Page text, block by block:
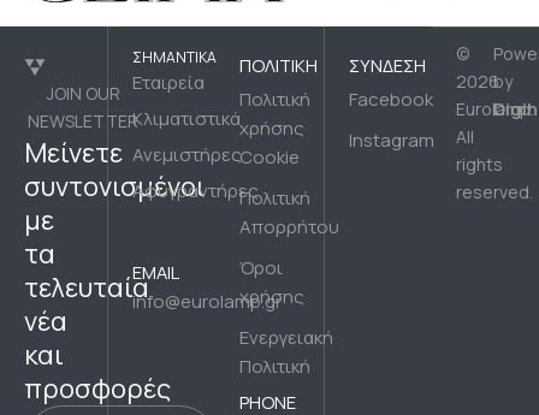
JOIN OUR
NEWSLETTER
Μείνετε
συντονισμένοι
με
τα
τελευταία
νέα
και
προσφορές
ΣΗΜΑΝΤΙΚΆ
Εταιρεία
Κλιματιστικά
Ανεμιστήρες
Αφυγραντήρες
EMAIL
info@eurolamp.gr
ΠΟΛΙΤΙΚΉ
Πολιτική
χρήσης
Cookie
Πολιτική
Απορρήτου
Όροι
χρήσης
Ενεργειακή
Πολιτική
PHONE
ΣΎΝΔΕΣΗ
Facebook
Instagram
©
2026
Eurolamp.
All
rights
reserved.
by